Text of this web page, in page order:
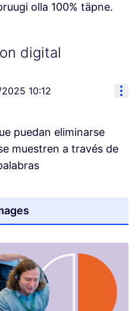
olla 100% täpne.
digital
10:12
puedan eliminarse
muestren a través de